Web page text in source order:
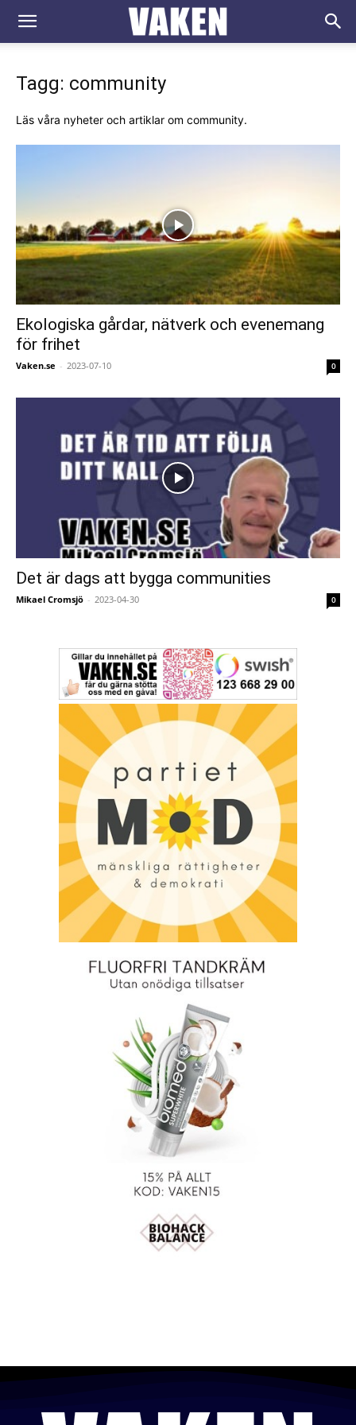
VAKEN.se
Tagg: community
Läs våra nyheter och artiklar om community.
Ekologiska gårdar, nätverk och evenemang
för frihet
Vaken.se - 2023-07-10 0
Det är dags att bygga communities
Mikael Cromsjö - 2023-04-30 0